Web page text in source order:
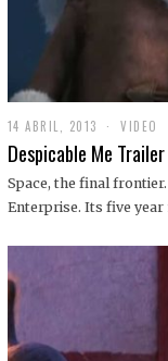
14 ABRIL, 2013
9
D
C
I
1
VIDEO
Despicable Me Trailer
Space, the final
Enterprise. Its five